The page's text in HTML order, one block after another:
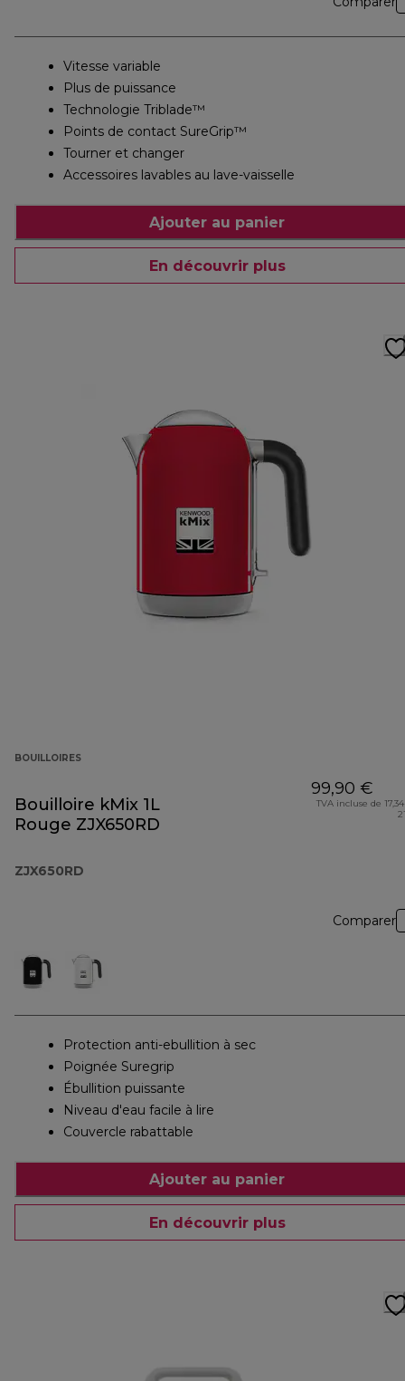
Vitesse variable
Plus de puissance
Technologie Triblade™
Points de contact SureGrip™
Tourner et changer
Accessoires lavables au lave-vaisselle
Ajouter au panier
En découvrir plus
BOUILLOIRES
Bouilloire kMix 1L
Rouge ZJX650RD
ZJX650RD
99,90 €
TVA incluse de
Comparer
Protection anti-ebullition à sec
Poignée Suregrip
Ébullition puissante
Niveau d'eau facile à lire
Couvercle rabattable
Ajouter au panier
En découvrir plus